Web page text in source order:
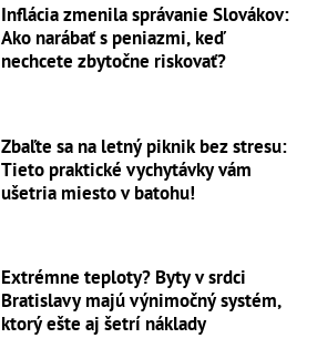
Inflácia zmenila správanie Slovákov:
Ako narábať s peniazmi, keď
nechcete zbytočne riskovať?
Zbaľte sa na letný piknik bez stresu:
Tieto praktické vychytávky vám
ušetria miesto v batohu!
Extrémne teploty? Byty v srdci
Bratislavy majú výnimočný systém,
ktorý ešte aj šetrí náklady